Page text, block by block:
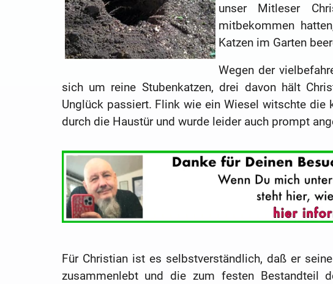
unser Mitleser
mitbekommen
Katzen im Garten
Wegen der
sich um reine Stubenkatzen, drei davon hält
Unglück passiert. Flink wie ein Wiesel witschte die
durch die Haustür und wurde leider auch prompt
Für Christian ist es selbstverständlich, daß er
zusammenlebt und die zum festen Bestandteil